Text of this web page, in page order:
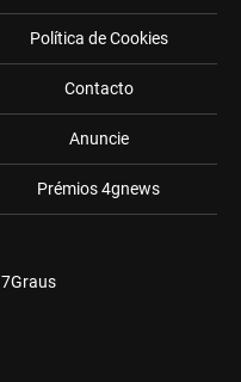
Política de Cookies
Contacto
Anuncie
Prémios 4gnews
7Graus